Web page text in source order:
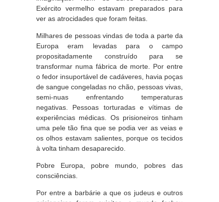
Exército vermelho estavam preparados para
ver as atrocidades que foram feitas.
Milhares de pessoas vindas de toda a parte da
Europa eram levadas para o campo
propositadamente construído para se
transformar numa fábrica de morte. Por entre
o fedor insuportável de cadáveres, havia poças
de sangue congeladas no chão, pessoas vivas,
semi-nuas enfrentando temperaturas
negativas. Pessoas torturadas e vítimas de
experiências médicas. Os prisioneiros tinham
uma pele tão fina que se podia ver as veias e
os olhos estavam salientes, porque os tecidos
à volta tinham desaparecido.
Pobre Europa, pobre mundo, pobres das
consciências.
Por entre a barbárie a que os judeus e outros